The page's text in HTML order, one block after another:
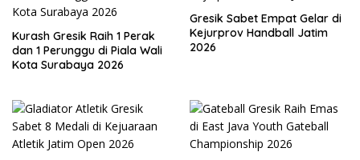
Kurash Gresik Raih 1 Perak
dan 1 Perunggu di Piala Wali
Kota Surabaya 2026
Gresik Sabet Empat Gelar di
Kejurprov Handball Jatim
2026